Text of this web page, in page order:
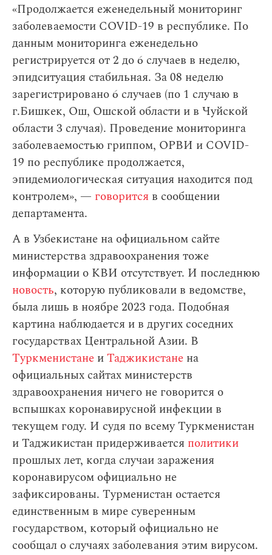
«Продолжается еженедельный мониторинг
заболеваемости COVID-19 в республике. По
данным мониторинга еженедельно
регистрируется от 2 до 6 случаев в неделю,
эпидситуация стабильная. За 08 неделю
зарегистрировано 6 случаев (по 1 случаю в
г.Бишкек, Ош, Ошской области и в Чуйской
области 3 случая). Проведение мониторинга
заболеваемостью гриппом, ОРВИ и COVID-
19 по республике продолжается,
эпидемиологическая ситуация находится под
контролем», — говорится в сообщении
департамента.
А в Узбекистане на официальном сайте
министерства здравоохранения тоже
информации о КВИ отсутствует. И последнюю
новость, которую публиковали в ведомстве,
была лишь в ноябре 2023 года. Подобная
картина наблюдается и в других соседних
государствах Центральной Азии. В
Туркменистане иТаджикистане на
официальных сайтах министерств
здравоохранения ничего не говорится о
вспышках коронавирусной инфекции в
текущем году. И судя по всему Туркменистан
и Таджикистан придерживается политики
прошлых лет, когда случаи заражения
коронавирусом официально не
зафиксированы. Турменистан остается
единственным в мире суверенным
государством, который официально не
сообщал о случаях заболевания этим вирусом.